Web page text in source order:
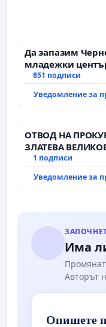
Да запазим
младежки
за младите на
851 подписи
Уведомление за
ОТВОД НА
ЗЛАТЕВА
1 подписи
Уведомление за
Има
Авторът
Опишете